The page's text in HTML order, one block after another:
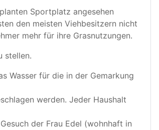
Sportplatz angesehen
den meisten Viehbesitzern nicht
mehr für ihre Grasnutzungen.
stellen.
Wasser für die in der Gemarkung
werden. Jeder Haushalt
der Frau Edel (wohnhaft in